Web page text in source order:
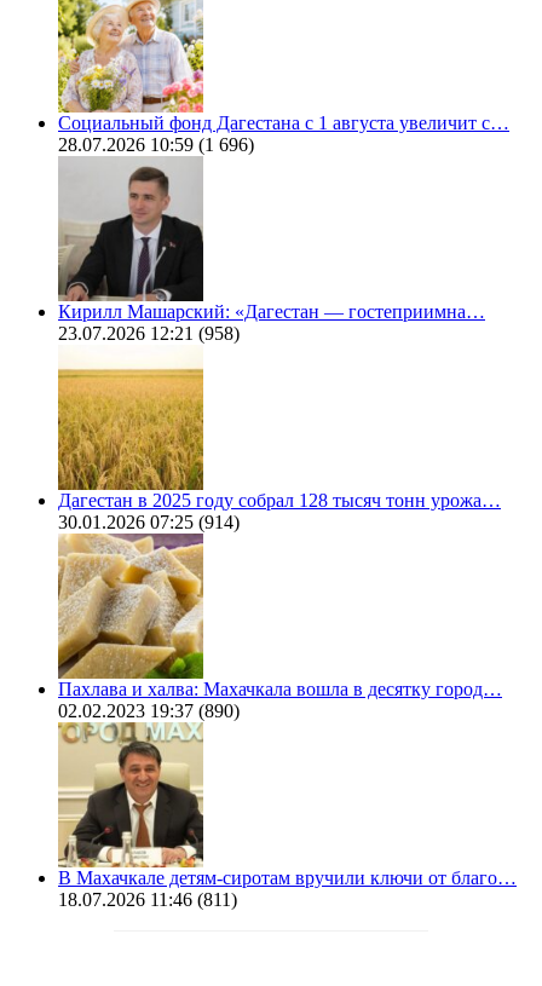
Социальный фонд Дагестана с 1 августа увеличит с…
28.07.2026 10:59 (1 696)
Кирилл Машарский: «Дагестан — гостеприимна…
23.07.2026 12:21 (958)
Дагестан в 2025 году собрал 128 тысяч тонн урожа…
30.01.2026 07:25 (914)
Пахлава и халва: Махачкала вошла в десятку город…
02.02.2023 19:37 (890)
В Махачкале детям-сиротам вручили ключи от благо…
18.07.2026 11:46 (811)